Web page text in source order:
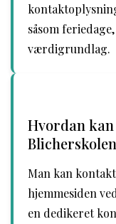
såsom
værdigrundlag.
Hvordan
Man kan
hjemmesiden
en dedikeret